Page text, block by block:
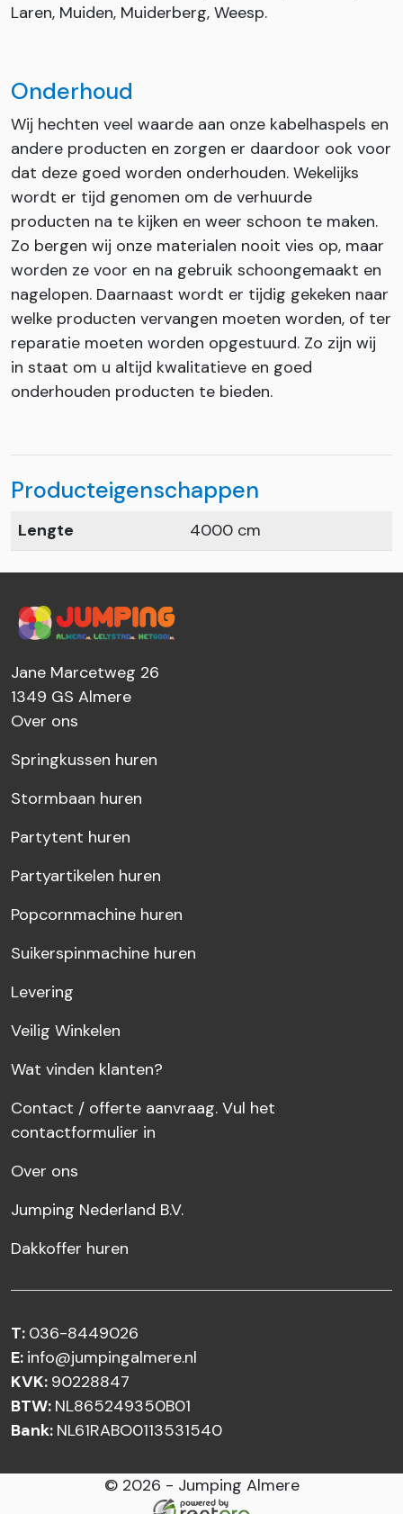
Laren, Muiden, Muiderberg, Weesp.
Onderhoud
Wij hechten veel waarde aan onze kabelhaspels en
andere producten en zorgen er daardoor ook voor
dat deze goed worden onderhouden. Wekelijks
wordt er tijd genomen om de verhuurde
producten na te kijken en weer schoon te maken.
Zo bergen wij onze materialen nooit vies op, maar
worden ze voor en na gebruik schoongemaakt en
nagelopen. Daarnaast wordt er tijdig gekeken naar
welke producten vervangen moeten worden, of ter
reparatie moeten worden opgestuurd. Zo zijn wij
in staat om u altijd kwalitatieve en goed
onderhouden producten te bieden.
Producteigenschappen
Lengte 4000 cm
Jane Marcetweg 26
1349 GS Almere
Over ons
Springkussen huren
Stormbaan huren
Partytent huren
Partyartikelen huren
Popcornmachine huren
Suikerspinmachine huren
Levering
Veilig Winkelen
Wat vinden klanten?
Contact / offerte aanvraag. Vul het
contactformulier in
Over ons
Jumping Nederland B.V.
Dakkoffer huren
T: 036-8449026
E: info@jumpingalmere.nl
KVK: 90228847
BTW: NL865249350B01
Bank: NL61RABO0113531540
© 2026 - Jumping Almere